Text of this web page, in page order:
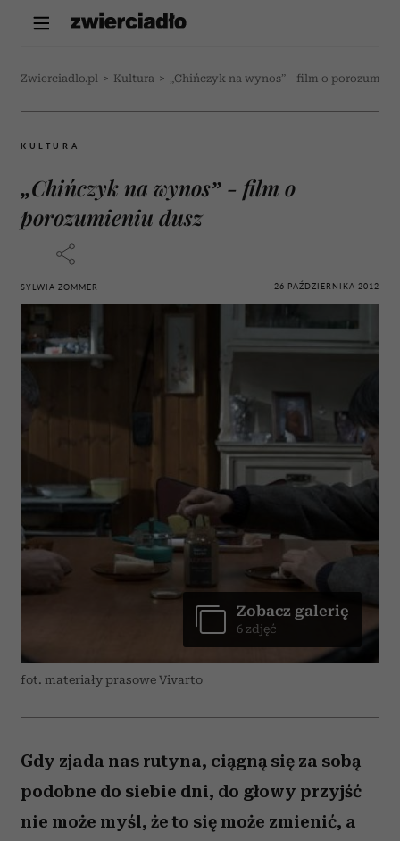
Zwierciadlo.pl > Kultura > „Chińczyk na wynos” - film o
KULTURA
„Chińczyk na wynos” - film o
porozumieniu dusz
SYLWIA ZOMMER 26 PAŹDZIERNIKA 2012
fot. materiały prasowe Vivarto
Zobacz galerię
6 zdjęć
Gdy zjada nas rutyna, ciągną się za sobą
podobne do siebie dni, do głowy przyjść
nie może myśl, że to się może zmienić, a